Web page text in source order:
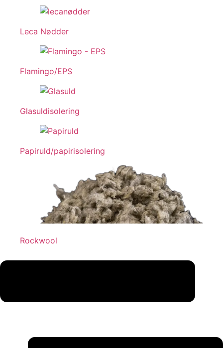
Leca Nødder
Flamingo/EPS
Glasuldisolering
Papiruld/papirisolering
Rockwool